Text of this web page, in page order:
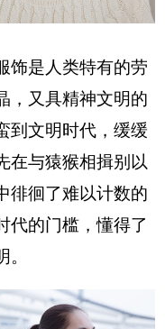
是人类特有的劳
，又具精神文明的
到文明时代，缓缓
在与猿猴相揖别以
徘徊了难以计数的
代的门槛，懂得了